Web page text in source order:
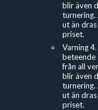
blir även
turnering.
ut än
priset.
Varning
beteende
från all
blir även
turnering.
ut än
priset.